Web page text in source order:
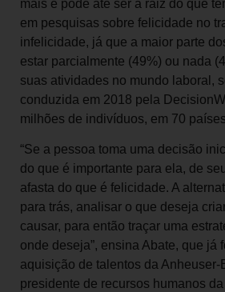
mais e pode até ser a raiz do que
em pesquisas sobre felicidade no
infelicidade, já que a maior parte
estar parcialmente (49%) ou nada
suas atividades no mundo laboral,
conduzida em 2018 pela
milhões de indivíduos, em 70
“Se a pessoa toma uma decisão
do que é importante para ela, de
afasta do que é felicidade. A
para trás, analisar o que deseja
causar, para então traçar uma
onde deseja”, ensina Abate, que já
aquisição de talentos da
presidente de recursos humanos